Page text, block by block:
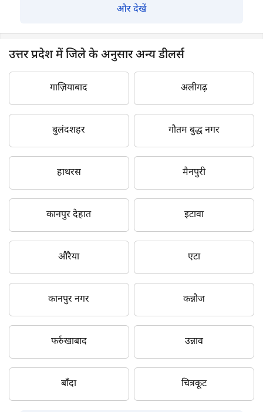
और देखें
उत्तर प्रदेश में जिले के अनुसार अन्य डीलर्स
गाज़ियाबाद अलीगढ़
बुलंदशहर गौतम बुद्ध नगर
हाथरस मैनपुरी
कानपुर देहात इटावा
औरैया एटा
कानपुर नगर कन्नौज
फर्रुखाबाद उन्नाव
बाँदा चित्रकूट